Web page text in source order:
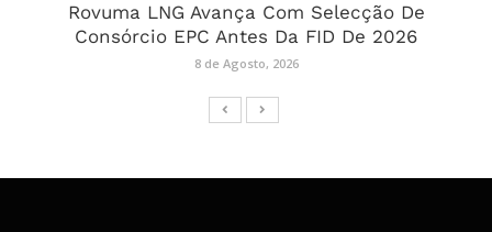
Rovuma LNG Avança Com Selecção De
Consórcio EPC Antes Da FID De 2026
8 de Agosto, 2026